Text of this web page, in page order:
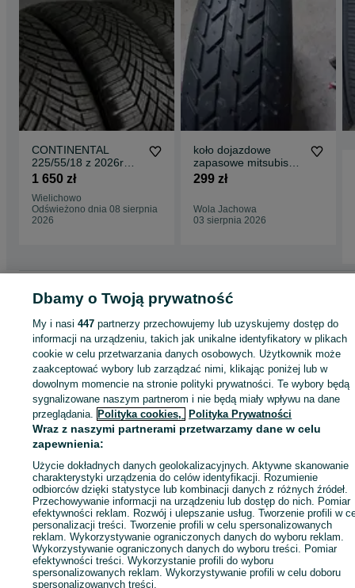
CONTINENTAL
225/55/18 z 2026r
opony
1 650 zł
Wielichowo
Odświeżono dnia 08 sierpnia
2026
koło dojazdowe
zapasowe mitsubishi
lancer sportback viii
299 zł
Wola Jachowa
03 sierpnia 2026
Strona główna Motoryzacja Opony i Felgi Opony
Łódź
Opony - Bałuty
KATEGORIA
ID:634415832 Wyświetlenia:
Zadzwoń / SMS Wyślij wiadomość
Dbamy o Twoją prywatność
My i nasi447 partnerzy przechowujemy lub uzyskujemy dostęp do
informacji na urządzeniu, takich jak unikalne identyfikatory w plikach
cookie w celu przetwarzania danych osobowych. Użytkownik może
zaakceptować wybory lub zarządzać nimi, klikając poniżej lub w
dowolnym momencie na stronie polityki prywatności. Te wybory będą
sygnalizowane naszym partnerom i nie będą miały wpływu na dane
przeglądania. Polityka cookies, Polityka Prywatności
Wraz z naszymi partnerami przetwarzamy dane w celu
zapewnienia:
Użycie dokładnych danych geolokalizacyjnych. Aktywne skanowanie
charakterystyki urządzenia do celów identyfikacji. Rozumienie
odbiorców dzięki statystyce lub kombinacji danych z różnych źródeł.
Przechowywanie informacji na urządzeniu lub dostęp do nich. Pomiar
efektywności reklam. Rozwój i ulepszanie usług. Tworzenie profili w
personalizacji treści. Tworzenie profili w celu spersonalizowanych
reklam. Wykorzystywanie ograniczonych danych do wyboru reklam.
Wykorzystywanie ograniczonych danych do wyboru treści. Pomiar
efektywności treści. Wykorzystanie profili do wyboru
spersonalizowanych reklam. Wykorzystywanie profili w celu doboru
spersonalizowanych treści.